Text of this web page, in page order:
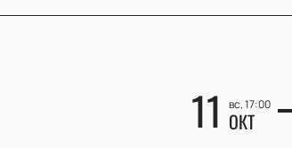
11 вс, 17:00
ОКТ